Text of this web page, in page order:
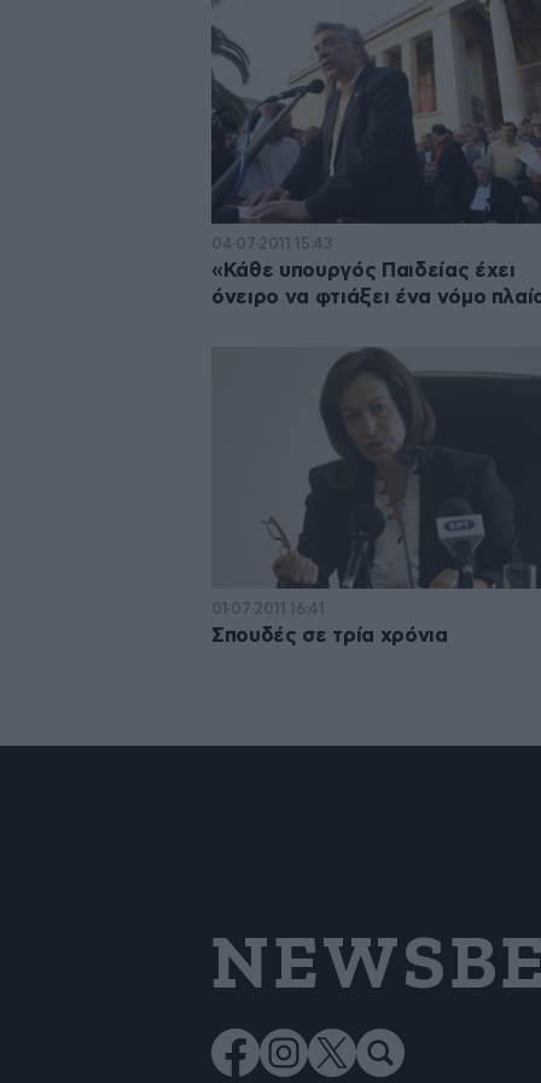
04·07·2011 15:43
«Κάθε υπουργός Παιδείας έχει
όνειρο να φτιάξει ένα νόμο
01·07·2011 16:41
Σπουδές σε τρία χρόνια